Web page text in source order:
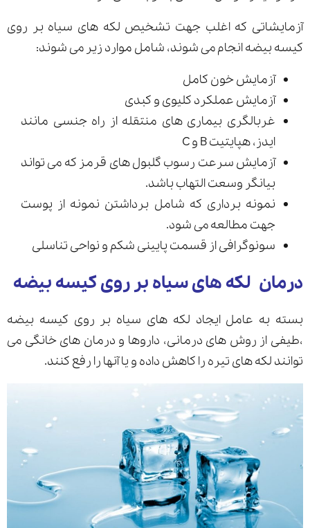
آزمایشاتی که اغلب جهت تشخیص لکه های سیاه بر روی
کیسه بیضه انجام می شوند، شامل موارد زیر می شوند:
آزمایش خون کامل
آزمایش عملکرد کلیوی و کبدی
غربالگری بیماری های منتقله از راه جنسی مانند
ایدز، هپایتیت B و C
آزمایش سرعت رسوب گلبول های قرمز که می تواند
بیانگر وسعت التهاب باشد.
نمونه برداری که شامل برداشتن نمونه از پوست
جهت مطالعه می شود.
سونوگرافی از قسمت پایینی شکم و نواحی تناسلی
درمان لکه های سیاه بر روی کیسه بیضه
بسته به عامل ایجاد لکه های سیاه بر روی کیسه بیضه
،طیفی از روش های درمانی، داروها و درمان های خانگی می
توانند لکه های تیره را کاهش داده و یا آنها را رفع کنند.